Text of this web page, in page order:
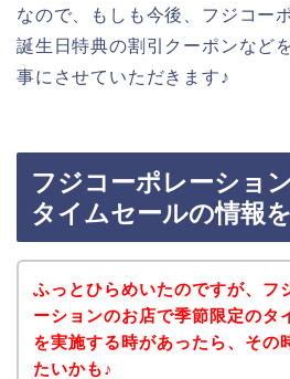
なので、もしも今後、フジコー
誕生日特典の割引クーポンなど
事にさせていただきます♪
フジコーポレーショ
タイムセールの情報を
ふっとひらめいたのですが、フ
ーションのお店で季節限定のタ
を実施する時があったら、その
たいかも♪